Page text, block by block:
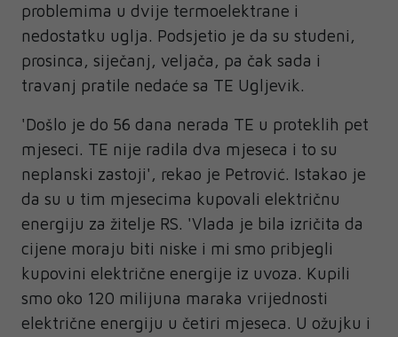
problemima u dvije termoelektrane i
nedostatku uglja. Podsjetio je da su studeni,
prosinca, siječanj, veljača, pa čak sada i
travanj pratile nedaće sa TE Ugljevik.
'Došlo je do 56 dana nerada TE u proteklih pet
mjeseci. TE nije radila dva mjeseca i to su
neplanski zastoji', rekao je Petrović. Istakao je
da su u tim mjesecima kupovali električnu
energiju za žitelje RS. 'Vlada je bila izričita da
cijene moraju biti niske i mi smo pribjegli
kupovini električne energije iz uvoza. Kupili
smo oko 120 milijuna maraka vrijednosti
električne energiju u četiri mjeseca. U ožujku i